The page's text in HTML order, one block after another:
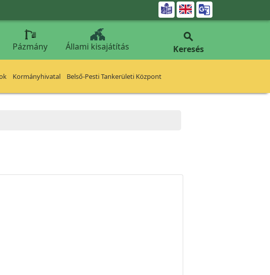

Pázmány Állami kisajátítás

Keresés
Kormányhivatal Belső-Pesti Tankerületi Központ